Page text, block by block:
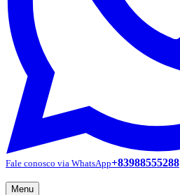
Fale conosco via WhatsApp+83988555288
Menu